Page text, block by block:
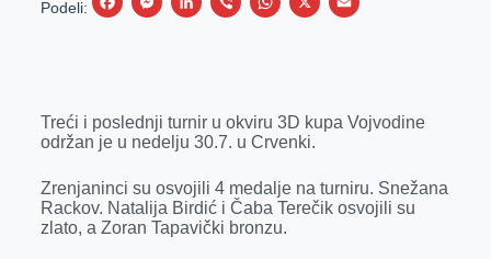
Podeli:
b
o
k
e
g
e
e
I
n
r
s
p
p
l
Treći i poslednji turnir u okviru 3D kupa Vojvodine
održan je u nedelju 30.7. u Crvenki.
Zrenjaninci su osvojili 4 medalje na turniru. Snežana
Rackov. Natalija Birdić i Čaba Terečik osvojili su
zlato, a Zoran Tapavički bronzu.